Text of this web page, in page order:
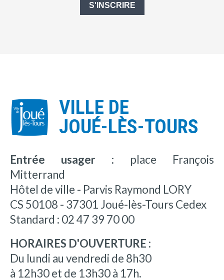
S'INSCRIRE
VILLE DE
JOUÉ-LÈS-TOURS
Entrée usager : place François
Mitterrand
Hôtel de ville - Parvis Raymond LORY
CS 50108 - 37301 Joué-lès-Tours Cedex
Standard : 02 47 39 70 00
HORAIRES D'OUVERTURE :
Du lundi au vendredi de 8h30
à 12h30 et de 13h30 à 17h.